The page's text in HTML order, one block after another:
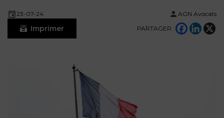
FISCALITÉ
RESPONSABILITÉ
COMPÉTENCE
CRÉATION
D’ENTREPRISES
CONSOMMATION
AGN
LEGAL
À
propos
23-07-24 AGN Avocats
Imprimer PARTAGER :